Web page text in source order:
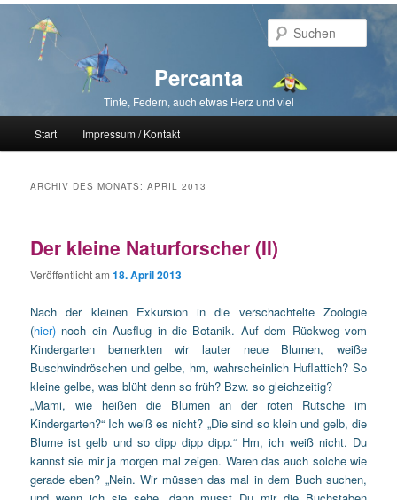
Percanta
Tinte, Federn, auch etwas Herz und viel
Zum primären Inhalt springen
Zum sekundären Inhalt springen
Start Impressum / Kontakt
ARCHIV DES MONATS:APRIL 2013
Der kleine Naturforscher (II)
Veröffentlicht am18. April 2013
Nach der kleinen Exkursion in die verschachtelte Zoologie
(hier) noch ein Ausflug in die Botanik. Auf dem Rückweg vom
Kindergarten bemerkten wir lauter neue Blumen, weiße
Buschwindröschen und gelbe, hm, wahrscheinlich Huflattich? So
kleine gelbe, was blüht denn so früh? Bzw. so gleichzeitig?
„Mami, wie heißen die Blumen an der roten Rutsche im
Kindergarten?“ Ich weiß es nicht? „Die sind so klein und gelb, die
Blume ist gelb und so dipp dipp dipp.“ Hm, ich weiß nicht. Du
kannst sie mir ja morgen mal zeigen. Waren das auch solche wie
gerade eben? „Nein. Wir müssen das mal in dem Buch suchen,